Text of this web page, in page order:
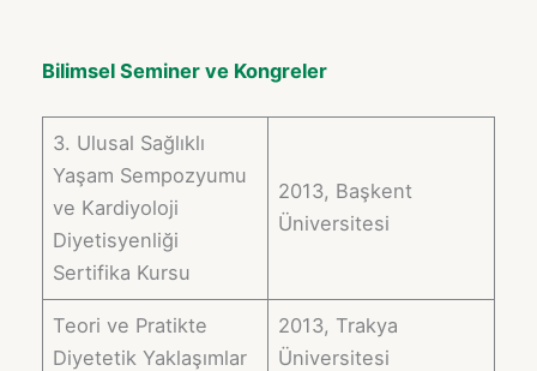
Bilimsel Seminer ve Kongreler
3. Ulusal Sağlıklı
Yaşam Sempozyumu
ve Kardiyoloji
Diyetisyenliği
Sertifika Kursu
2013, Başkent
Üniversitesi
Teori ve Pratikte
Diyetetik Yaklaşımlar
2013, Trakya
Üniversitesi